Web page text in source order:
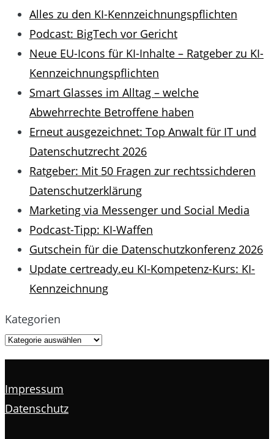
Alles zu den KI-Kennzeichnungspflichten
Podcast: BigTech vor Gericht
Neue EU-Icons für KI-Inhalte – Ratgeber zu KI-
Kennzeichnungspflichten
Smart Glasses im Alltag – welche
Abwehrrechte Betroffene haben
Erneut ausgezeichnet: Top Anwalt für IT und
Datenschutzrecht 2026
Ratgeber: Mit 50 Fragen zur rechtssichderen
Datenschutzerklärung
Marketing via Messenger und Social Media
Podcast-Tipp: KI-Waffen
Gutschein für die Datenschutzkonferenz 2026
Update certready.eu KI-Kompetenz-Kurs: KI-
Kennzeichnung
Kategorien
Impressum
Datenschutz